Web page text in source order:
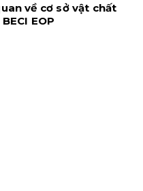
về cơ sở vật chất
EOP